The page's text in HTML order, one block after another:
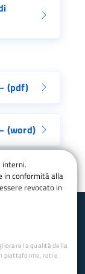
(pdf)
(word)
interni.
in conformità alla
revocato in
la qualità della
piattaforme, reti e